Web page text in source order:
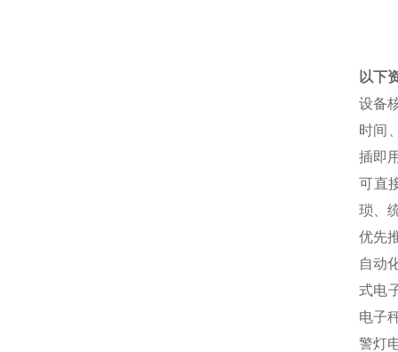
以下
设备
时间
插即
可直
琐、
优先
自动
式电
电子
警灯